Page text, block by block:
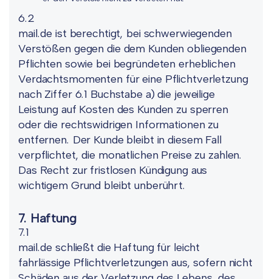
6.2
mail.de ist berechtigt, bei schwerwiegenden
Verstößen gegen die dem Kunden obliegenden
Pflichten sowie bei begründeten erheblichen
Verdachtsmomenten für eine Pflichtverletzung
nach Ziffer 6.1 Buchstabe a) die jeweilige
Leistung auf Kosten des Kunden zu sperren
oder die rechtswidrigen Informationen zu
entfernen. Der Kunde bleibt in diesem Fall
verpflichtet, die monatlichen Preise zu zahlen.
Das Recht zur fristlosen Kündigung aus
wichtigem Grund bleibt unberührt.
7. Haftung
7.1
mail.de schließt die Haftung für leicht
fahrlässige Pflichtverletzungen aus, sofern nicht